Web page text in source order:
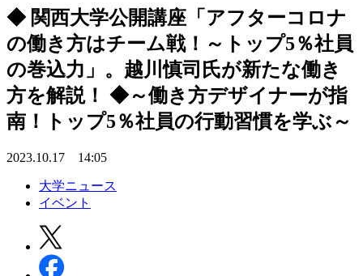
◆ 関西大学公開講座「アフターコロナ
の働き方はチーム戦！～トップ5％社員
の巻込力」。越川慎司氏が新たな働き
方を解説！ ◆～働き方デザイナーが指
南！トップ5％社員の行動習慣を学ぶ～
2023.10.17 14:05
大学ニュース
イベント